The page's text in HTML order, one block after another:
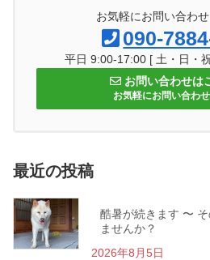
お気軽にお問い合わせ
090-
平日 9:00-17:00 [ 土・日・
お問い合わせは
お気軽にお問い合わ
最近の投稿
酷暑が続きます 〜
ませんか？
2026年8月5日